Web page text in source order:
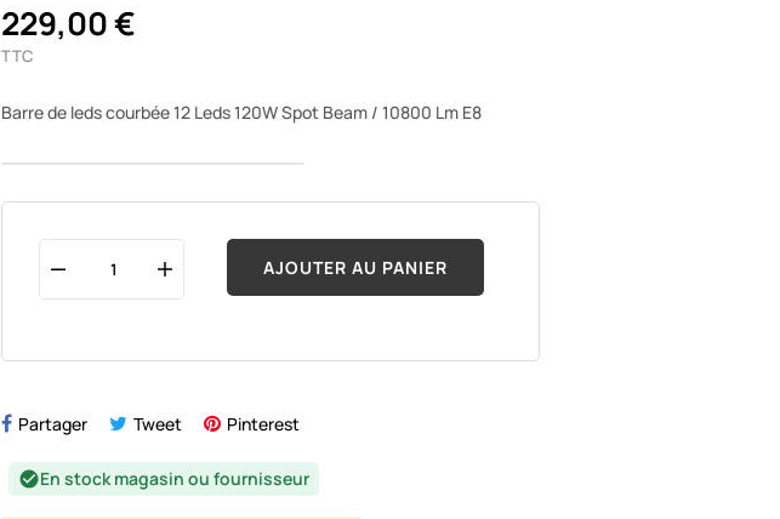
229,00 €
TTC
Barre de leds courbée 12 Leds 120W Spot Beam / 10800 Lm E8
AJOUTER AU PANIER
Partager Tweet Pinterest
check_circleEn stock magasin ou fournisseur